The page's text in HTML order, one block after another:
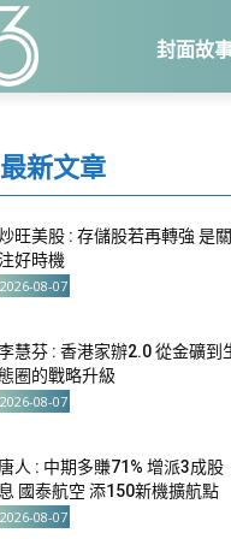
封面故
最新文章
旺美股 : 存儲股若再轉強 是關
注好時機
2026-08-07
慧芬 : 香港家辦2.0 從金礦到
態圈的戰略升級
2026-08-07
唐人 : 中期多賺71% 增派3成股
息 國泰航空 添150新機擴航點
2026-08-07